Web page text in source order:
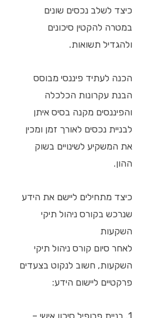
כיצד לשלב נכסים שונים
במטרה להקטין סיכונים
ולהגדיל תשואות.
הכנה לעתיד פיננסי מבוסס
הבנת עקרונות הכלכלה
והפיננסים מקנה בסיס איתן
לבניית נכסים לאורך זמן ומכין
את המשקיע לשינויים בשוק
ההון.
כיצד מתחילים ליישם את הידע
שנרכש בקורס ניהול תיקי
השקעות
לאחר סיום קורס ניהול תיקי
השקעות, חשוב לנקוט בצעדים
פרקטיים ליישום הידע: